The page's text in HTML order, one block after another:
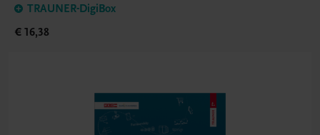
TRAUNER-DigiBox
€ 16,38